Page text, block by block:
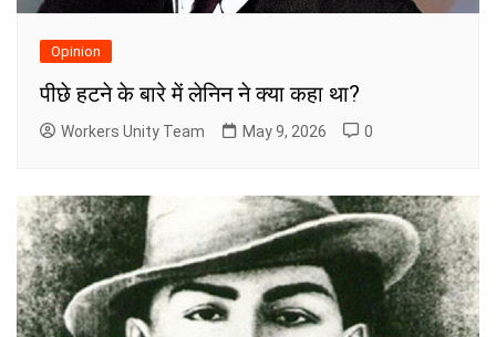
Opinion
पीछे हटने के बारे में लेनिन ने क्या कहा था?
Workers Unity Team May 9, 2026 0